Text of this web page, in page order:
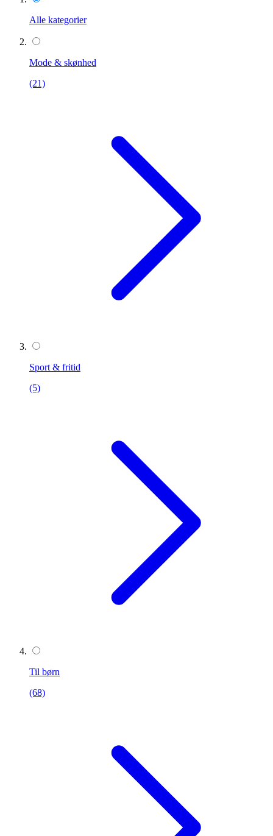
Alle kategorier
Mode & skønhed
(21)
Sport & fritid
(5)
Til børn
(68)